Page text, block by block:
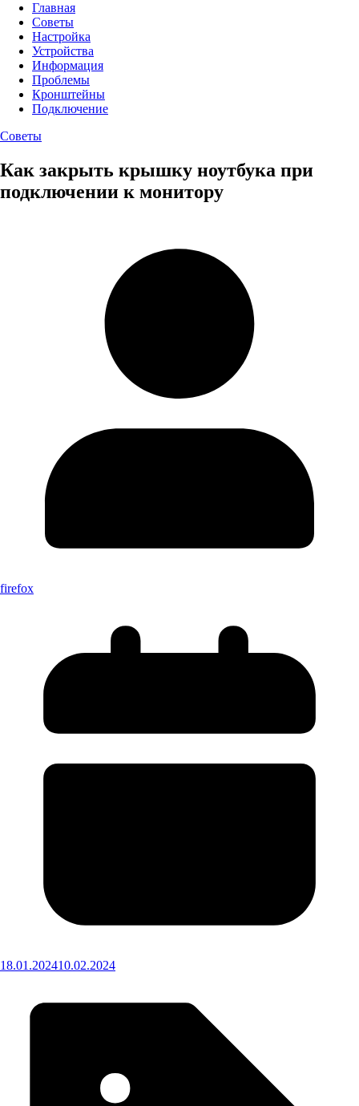
Главная
Советы
Настройка
Устройства
Информация
Проблемы
Кронштейны
Подключение
Советы
Как закрыть крышку ноутбука при
подключении к монитору
firefox
18.01.202410.02.2024